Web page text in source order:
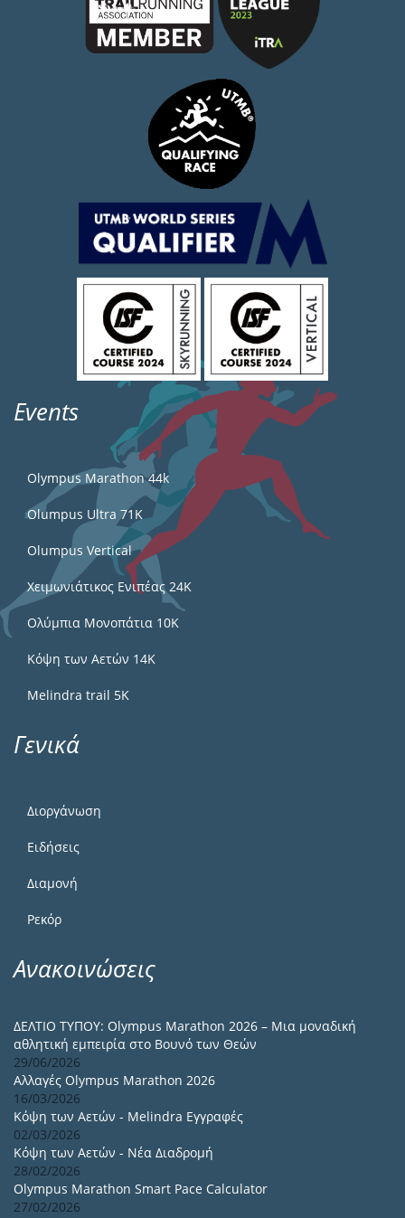
Events
Olympus Marathon 44k
Olumpus Ultra 71K
Olumpus Vertical
Χειμωνιάτικος Ενιπέας 24Κ
Ολύμπια Μονοπάτια 10Κ
Κόψη των Αετών 14Κ
Melindra trail 5Κ
Γενικά
Διοργάνωση
Ειδήσεις
Διαμονή
Ρεκόρ
Ανακοινώσεις
ΔΕΛΤΙΟ ΤΥΠΟΥ: Olympus Marathon 2026 – Μια μοναδική
αθλητική εμπειρία στο Βουνό των Θεών
29/06/2026
Αλλαγές Olympus Marathon 2026
16/03/2026
Κόψη των Αετών - Melindra Εγγραφές
02/03/2026
Κόψη των Αετών - Νέα Διαδρομή
28/02/2026
Olympus Marathon Smart Pace Calculator
27/02/2026